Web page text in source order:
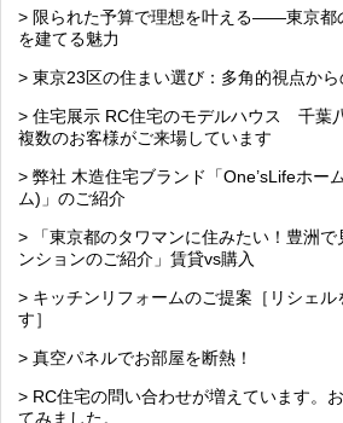
> 限られた予算で理想を叶える――東京都
を建てる魅力
> 東京23区の住まい選び：多角的視点か
> 住宅展示 RC住宅のモデルハウス 千葉
複数のお客様がご来場しています
> 弊社 木造住宅ブランド「One’sLifeホー
ム)」のご紹介
> 「東京都のタワマンに住みたい！豊洲
ンションのご紹介」賃貸vs購入
> キッチンリフォームのご提案［リシェル
す］
> 真空パネルでお部屋を断熱！
> RC住宅の問い合わせが増えています。
てみました。